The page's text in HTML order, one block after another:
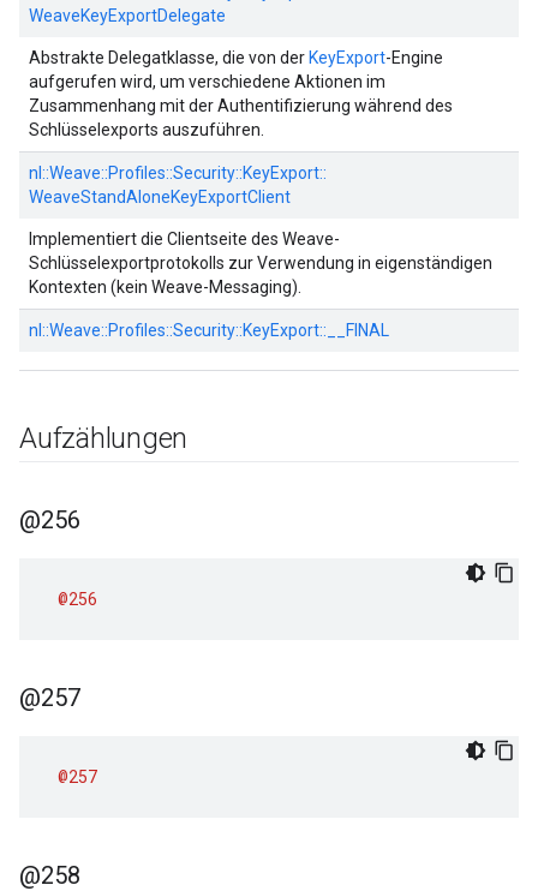
WeaveKeyExportDelegate
Abstrakte Delegatklasse, die von der KeyExport-Engine
aufgerufen wird, um verschiedene Aktionen im
Zusammenhang mit der Authentifizierung während des
Schlüsselexports auszuführen.
nl::Weave::Profiles::Security::KeyExport::
WeaveStandAloneKeyExportClient
Implementiert die Clientseite des Weave-
Schlüsselexportprotokolls zur Verwendung in eigenständigen
Kontexten (kein Weave-Messaging).
nl::Weave::Profiles::Security::KeyExport:: __FINAL
Aufzählungen
@256
@256
@257
@257
@258